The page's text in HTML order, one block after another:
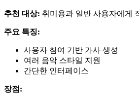
추천 대상: 취미용과 일반 사용자에게
주요 특징:
사용자 참여 기반 가사 생성
여러 음악 스타일 지원
간단한 인터페이스
장점: